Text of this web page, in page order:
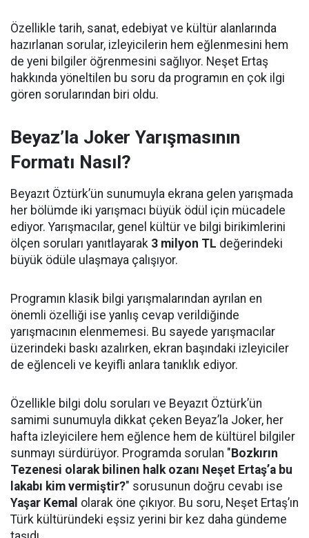
Özellikle tarih, sanat, edebiyat ve kültür alanlarında
hazırlanan sorular, izleyicilerin hem eğlenmesini hem
de yeni bilgiler öğrenmesini sağlıyor. Neşet Ertaş
hakkında yöneltilen bu soru da programın en çok ilgi
gören sorularından biri oldu.
Beyaz’la Joker Yarışmasının
Formatı Nasıl?
Beyazıt Öztürk’ün sunumuyla ekrana gelen yarışmada
her bölümde iki yarışmacı büyük ödül için mücadele
ediyor. Yarışmacılar, genel kültür ve bilgi birikimlerini
ölçen soruları yanıtlayarak 3 milyon TL değerindeki
büyük ödüle ulaşmaya çalışıyor.
Programın klasik bilgi yarışmalarından ayrılan en
önemli özelliği ise yanlış cevap verildiğinde
yarışmacının elenmemesi. Bu sayede yarışmacılar
üzerindeki baskı azalırken, ekran başındaki izleyiciler
de eğlenceli ve keyifli anlara tanıklık ediyor.
Özellikle bilgi dolu soruları ve Beyazıt Öztürk’ün
samimi sunumuyla dikkat çeken Beyaz’la Joker, her
hafta izleyicilere hem eğlence hem de kültürel bilgiler
sunmayı sürdürüyor. Programda sorulan " Bozkırın
Tezenesi olarak bilinen halk ozanı Neşet Ertaş’a bu
lakabı kim vermiştir?" sorusunun doğru cevabı ise
Yaşar Kemal olarak öne çıkıyor. Bu soru, Neşet Ertaş’ın
Türk kültüründeki eşsiz yerini bir kez daha gündeme